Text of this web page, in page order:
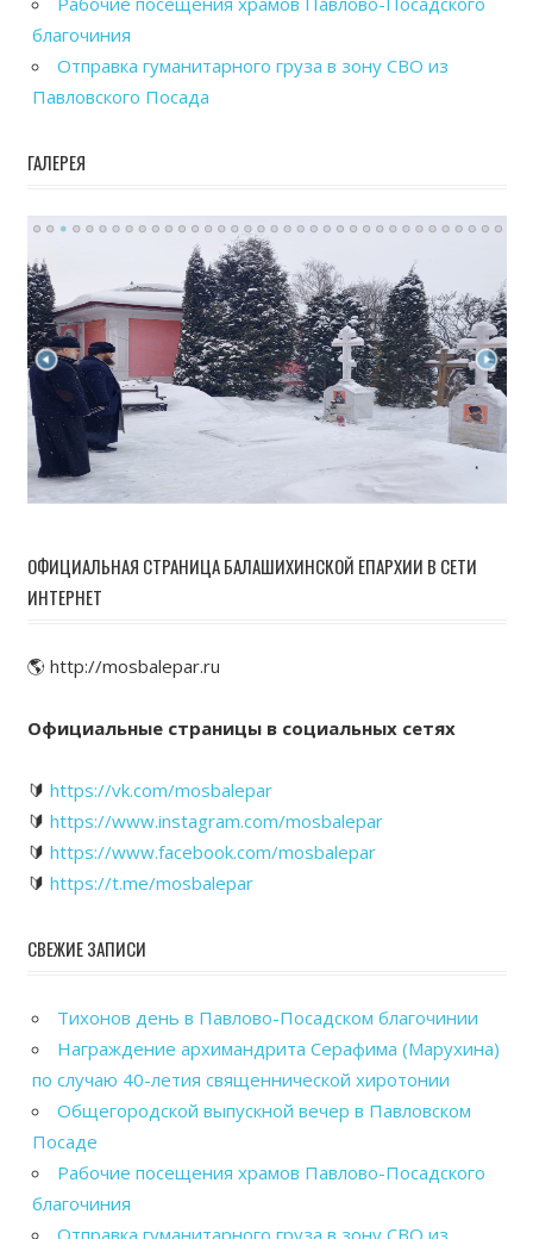
благочиния
Отправка гуманитарного груза в зону СВО из
Павловского Посада
ГАЛЕРЕЯ
ОФИЦИАЛЬНАЯ СТРАНИЦА БАЛАШИХИНСКОЙ ЕПАРХИИ В СЕТИ
ИНТЕРНЕТ
🌎 http://mosbalepar.ru
Официальные страницы в социальных сетях
🔰 https://vk.com/mosbalepar
🔰 https://www.instagram.com/mosbalepar
🔰 https://www.facebook.com/mosbalepar
🔰 https://t.me/mosbalepar
СВЕЖИЕ ЗАПИСИ
Тихонов день в Павлово-Посадском благочинии
Награждение архимандрита Серафима (Марухина)
по случаю 40-летия священнической хиротонии
Общегородской выпускной вечер в Павловском
Посаде
Рабочие посещения храмов Павлово-Посадского
благочиния